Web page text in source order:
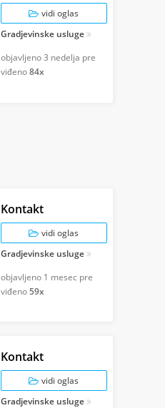
vidi oglas
Gradjevinske usluge
objavljeno3 nedelja pre
viđeno84x
Kontakt
vidi oglas
Gradjevinske usluge
objavljeno 1 mesec pre
viđeno59x
Kontakt
vidi oglas
Gradjevinske usluge